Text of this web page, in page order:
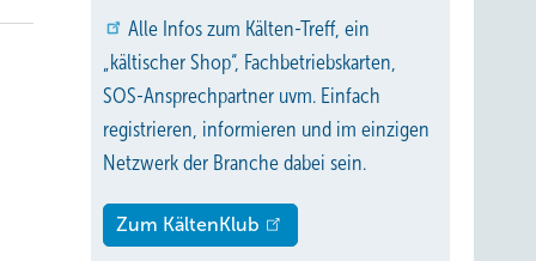
Alle Infos zum Kälten-Treff, ein
„kältischer Shop“, Fachbetriebskarten,
SOS-Ansprechpartner uvm. Einfach
registrieren, informieren und im einzigen
Netzwerk der Branche dabei sein.
Zum KältenKlub